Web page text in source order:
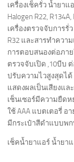
เครื่องเช็ครั่ว น้ำยาแ
Halogen R22, R134A,
เครื่องตรวจจับการรั่ว
R32 และสารทำความ
การตอบสนองต่อภาย
ตรวจจับเปิด ,10บีบ
ปรับความไวสูงสุดได้
แสดงผลเป็นเสียงแ
เช็นเซอร์มีความยืด
ใช้ AAA แบตเตอรี่ อ
มีกระเป๋าสีดำแบบพ
เช็คน้ำยาแอร์ น้ำยา